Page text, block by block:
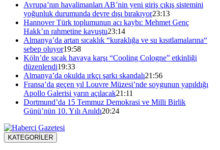
Avrupa’nın havalimanları AB’nin yeni giriş çıkış sistemini
yoğunluk durumunda devre dışı bırakıyor23:13
Hannover Türk toplumunun acı kaybı: Mehmet Genç
Hakk’ın rahmetine kavuştu23:14
Almanya’da artan sıcaklık “kuraklığa ve su kısıtlamalarına“
sebep oluyor19:58
Köln’de sıcak havaya karşı “Cooling Cologne” etkinliği
düzenlendi19:33
Almanya’da okulda ırkçı şarkı skandalı21:56
Fransa’da geçen yıl Louvre Müzesi’nde soygunun yapıldığı
Apollo Galerisi yarın açılacak21:11
Dortmund’da 15 Temmuz Demokrasi ve Milli Birlik
Günü’nün 10. Yılı Anıldı20:24
KATEGORİLER